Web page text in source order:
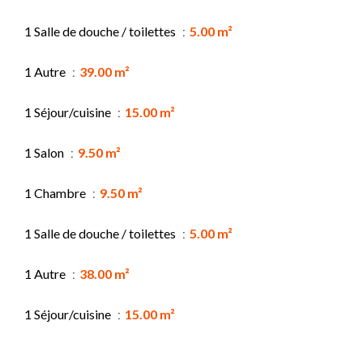
1 Salle de douche / toilettes 5.00 m²
1 Autre 39.00 m²
1 Séjour/cuisine 15.00 m²
1 Salon 9.50 m²
1 Chambre 9.50 m²
1 Salle de douche / toilettes 5.00 m²
1 Autre 38.00 m²
1 Séjour/cuisine 15.00 m²